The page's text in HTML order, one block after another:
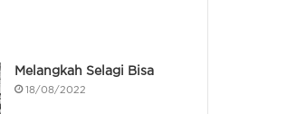
Melangkah Selagi Bisa
18/08/2022